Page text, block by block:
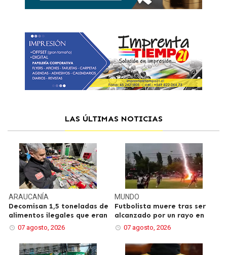
LAS ÚLTIMAS NOTICIAS
ARAUCANÍA
Decomisan 1,5 toneladas de
alimentos ilegales que eran
07 agosto, 2026
MUNDO
Futbolista muere tras ser
alcanzado por un rayo en
07 agosto, 2026